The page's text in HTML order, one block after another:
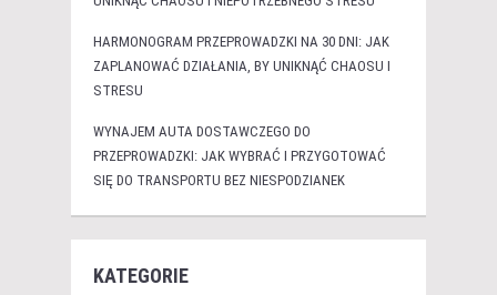
HARMONOGRAM PRZEPROWADZKI NA 30 DNI: JAK
ZAPLANOWAĆ DZIAŁANIA, BY UNIKNĄĆ CHAOSU I
STRESU
WYNAJEM AUTA DOSTAWCZEGO DO
PRZEPROWADZKI: JAK WYBRAĆ I PRZYGOTOWAĆ
SIĘ DO TRANSPORTU BEZ NIESPODZIANEK
KATEGORIE